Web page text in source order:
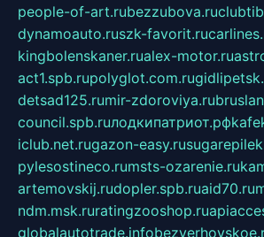
people-of-art.rubezzubova.ru
dynamoauto.ruszk-favorit.ru
kingbolenskaner.rualex-motor.ru
act1.spb.rupolyglot.com.ru
detsad125.rumir-zdoroviya.ru
council.spb.ruлодкипатриот.рф
iclub.net.rugazon-easy.ru
pylesostineco.rumsts-ozarenie.ru
artemovskij.rudopler.spb.ruaid70.ru
ndm.msk.ruratingzooshop.ru
globalautotrade.info